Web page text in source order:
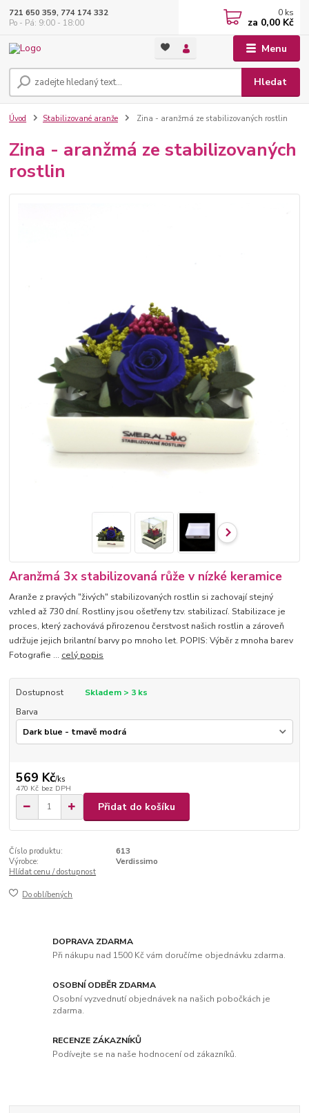
Menu
Hledat
721 650 359, 774 174 332
Po - Pá: 9:00 - 18:00
0 ks
za 0,00 Kč
Úvod Stabilizované aranže Zina - aranžmá ze stabilizovaných rostlin
Zina - aranžmá ze stabilizovaných
rostlin
Aranžmá 3x stabilizovaná růže v nízké keramice
Aranže z pravých "živých" stabilizovaných rostlin si zachovají stejný
vzhled až 730 dní. Rostliny jsou ošetřeny tzv. stabilizací. Stabilizace je
proces, který zachovává přirozenou čerstvost našich rostlin a zároveň
udržuje jejich brilantní barvy po mnoho let. POPIS: Výběr z mnoha barev
Fotografie ... celý popis
Dostupnost
Skladem > 3 ks
Barva
569 Kč/ks
470 Kč bez DPH
Přidat do košíku
Číslo produktu:
613
Výrobce:
Verdissimo
Hlídat cenu / dostupnost
Do oblíbených
DOPRAVA ZDARMA
Při nákupu nad 1500 Kč vám doručíme objednávku zdarma.
OSOBNÍ ODBĚR ZDARMA
Osobní vyzvednutí objednávek na našich pobočkách je
zdarma.
RECENZE ZÁKAZNÍKŮ
Podívejte se na naše hodnocení od zákazníků.